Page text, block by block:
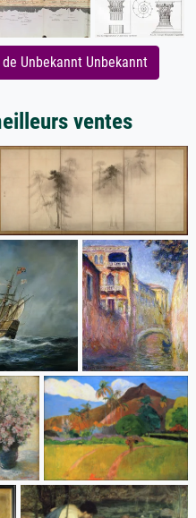
Unbekannt Unbekannt
ventes